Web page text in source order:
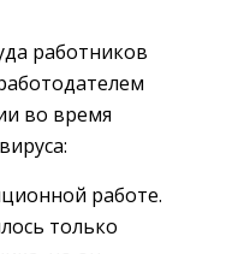
работников
во время
работе.
только